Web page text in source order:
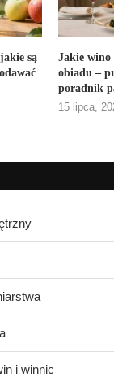
są
Jakie wino
obiadu –
poradnik
15 lipca,
i winnic